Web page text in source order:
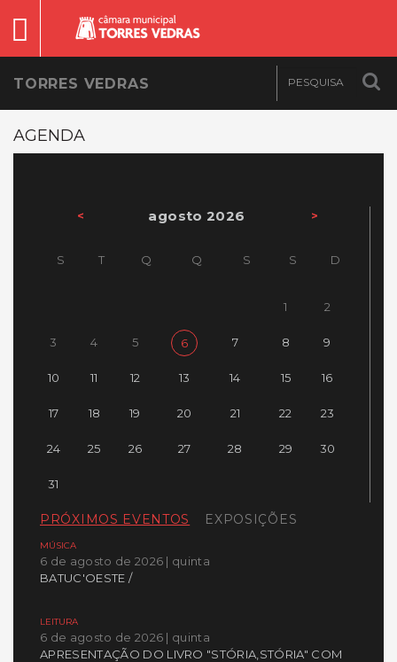
TORRES VEDRAS
AGENDA
< agosto 2026 >
S T Q Q S S D
1 2
3 4 5 6 7 8 9
10 11 12 13 14 15 16
17 18 19 20 21 22 23
24 25 26 27 28 29 30
31
PRÓXIMOS EVENTOS EXPOSIÇÕES
MÚSICA
6 de agosto de 2026 | quinta
BATUC'OESTE /
LEITURA
6 de agosto de 2026 | quinta
APRESENTAÇÃO DO LIVRO "STÓRIA,STÓRIA" COM